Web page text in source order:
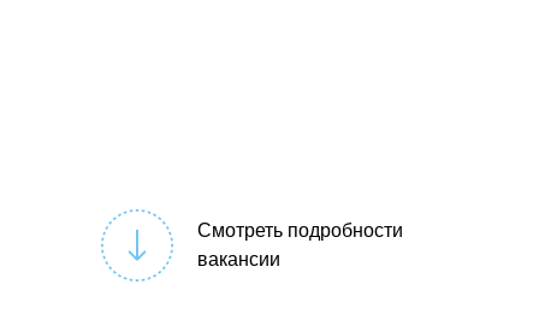
Смотреть подробности
вакансии